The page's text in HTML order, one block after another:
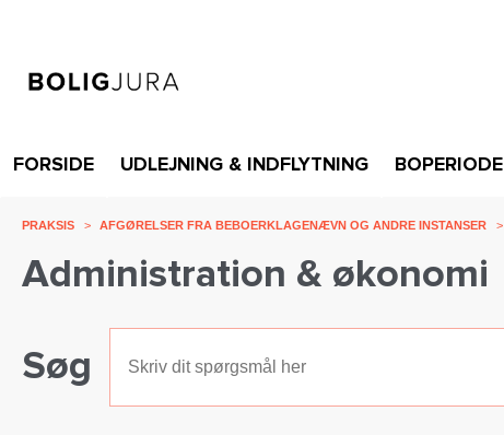
FORSIDE UDLEJNING & INDFLYTNING BOPERIODE
PRAKSIS > AFGØRELSER FRA BEBOERKLAGENÆVN OG ANDRE INSTANSER >
Administration & økonomi
Søg